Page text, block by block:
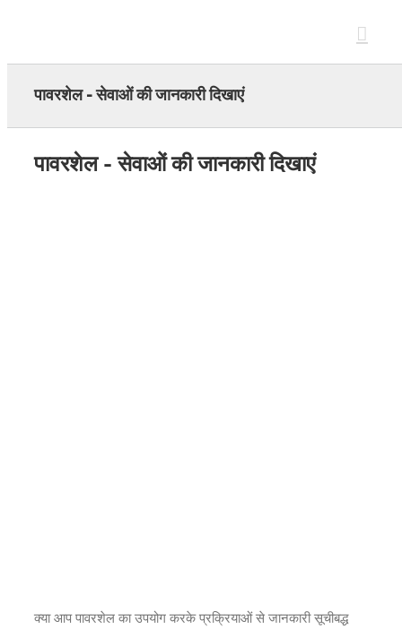
पावरशेल - सेवाओं की जानकारी दिखाएं
पावरशेल - सेवाओं की जानकारी दिखाएं
क्या आप पावरशेल का उपयोग करके प्रक्रियाओं से जानकारी सूचीबद्ध